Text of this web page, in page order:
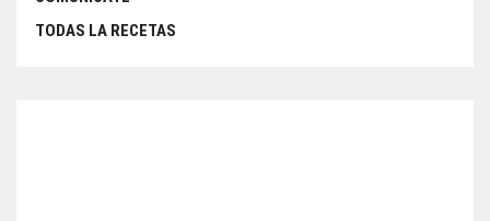
TODAS LA RECETAS